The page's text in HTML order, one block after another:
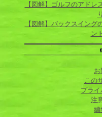
【図解】ゴルフのアド
【図解】バックスイング
ン
この
プラ
注
編